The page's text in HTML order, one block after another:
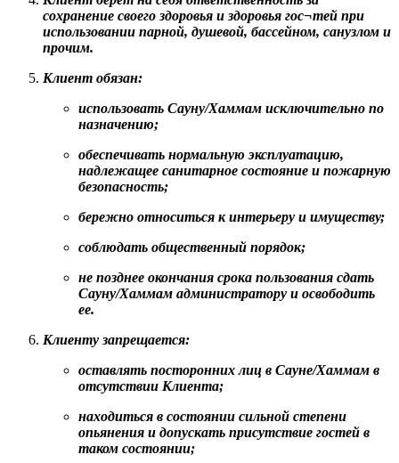
сохранение своего здоровья и здоровья гос¬тей при
использовании парной, душевой, бассейном, санузлом и
прочим.
Клиент обязан:
использовать Сауну/Хаммам исключительно по
назначению;
обеспечивать нормальную эксплуатацию,
надлежащее санитарное состояние и пожарную
безопасность;
бережно относиться к интерьеру и имуществу;
соблюдать общественный порядок;
не позднее окончания срока пользования сдать
Сауну/Хаммам администратору и освободить
ее.
Клиенту запрещается:
оставлять посторонних лиц в Сауне/Хаммам в
отсутствии Клиента;
находиться в состоянии сильной степени
опьянения и допускать присутствие гостей в
таком состоянии;